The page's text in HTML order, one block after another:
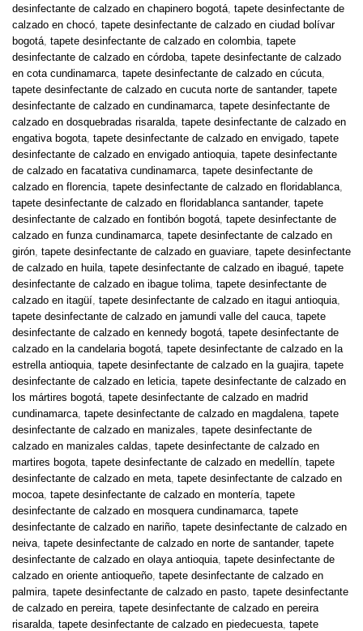
desinfectante de calzado en chapinero bogotá, tapete desinfectante de
calzado en chocó, tapete desinfectante de calzado en ciudad bolívar
bogotá, tapete desinfectante de calzado en colombia, tapete
desinfectante de calzado en córdoba, tapete desinfectante de calzado
en cota cundinamarca, tapete desinfectante de calzado en cúcuta,
tapete desinfectante de calzado en cucuta norte de santander, tapete
desinfectante de calzado en cundinamarca, tapete desinfectante de
calzado en dosquebradas risaralda, tapete desinfectante de calzado en
engativa bogota, tapete desinfectante de calzado en envigado, tapete
desinfectante de calzado en envigado antioquia, tapete desinfectante
de calzado en facatativa cundinamarca, tapete desinfectante de
calzado en florencia, tapete desinfectante de calzado en floridablanca,
tapete desinfectante de calzado en floridablanca santander, tapete
desinfectante de calzado en fontibón bogotá, tapete desinfectante de
calzado en funza cundinamarca, tapete desinfectante de calzado en
girón, tapete desinfectante de calzado en guaviare, tapete desinfectante
de calzado en huila, tapete desinfectante de calzado en ibagué, tapete
desinfectante de calzado en ibague tolima, tapete desinfectante de
calzado en itagüí, tapete desinfectante de calzado en itagui antioquia,
tapete desinfectante de calzado en jamundi valle del cauca, tapete
desinfectante de calzado en kennedy bogotá, tapete desinfectante de
calzado en la candelaria bogotá, tapete desinfectante de calzado en la
estrella antioquia, tapete desinfectante de calzado en la guajira, tapete
desinfectante de calzado en leticia, tapete desinfectante de calzado en
los mártires bogotá, tapete desinfectante de calzado en madrid
cundinamarca, tapete desinfectante de calzado en magdalena, tapete
desinfectante de calzado en manizales, tapete desinfectante de
calzado en manizales caldas, tapete desinfectante de calzado en
martires bogota, tapete desinfectante de calzado en medellín, tapete
desinfectante de calzado en meta, tapete desinfectante de calzado en
mocoa, tapete desinfectante de calzado en montería, tapete
desinfectante de calzado en mosquera cundinamarca, tapete
desinfectante de calzado en nariño, tapete desinfectante de calzado en
neiva, tapete desinfectante de calzado en norte de santander, tapete
desinfectante de calzado en olaya antioquia, tapete desinfectante de
calzado en oriente antioqueño, tapete desinfectante de calzado en
palmira, tapete desinfectante de calzado en pasto, tapete desinfectante
de calzado en pereira, tapete desinfectante de calzado en pereira
risaralda, tapete desinfectante de calzado en piedecuesta, tapete